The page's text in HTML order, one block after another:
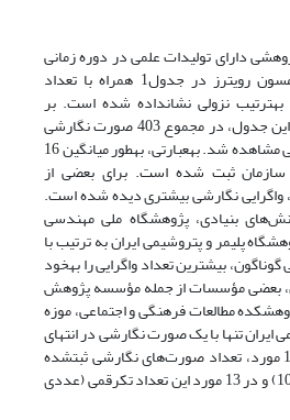
دارای تولیدات علمی در دوره زمانی
مورد بررسی در پایگاه تامسون رویترز در جدول1 همراه با تعداد
صورت‌های مختلف ثبت‫شده به‫ترتیب نزولی نشان‫داده شده است. بر
اساس داده‌های موجود در این جدول، در مجموع 403 صورت نگارشی
برای 25 سازمان مورد بررسی مشاهده شد. به‫عبارتی، به‫طور میانگین 16
ثبت شده است. برای بعضی از
واگرایی نگارشی بیشتری دیده شده است.
بنیادی، پژوهشگاه ملی مهندسی
پلیمر و پتروشیمی ایران به ترتیب با
103، 47 و 35 صورت نگارشی گوناگون، بیشترین تعداد واگرایی را به‫خود
بعضی مؤسسات از جمله مؤسسه پژوهش
آموزش‫عالی، پژوهشکده مطالعات فرهنگی و اجتماعی، موزه
ایران تنها با یک صورت نگارشی در انتهای
جدول قرار گرفته‌اند. در 12 مورد، تعداد صورت‌های نگارشی ثبت‫شده
دو رقمی (عددی بین 10 تا 103) و در 13 مورد این تعداد تک‫رقمی (عددی